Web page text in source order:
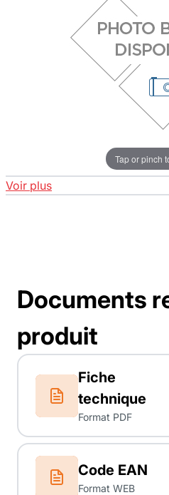
Tap or pinch
Voir plus
Documents
produit
Fiche
technique
Format PDF
Code EAN
Format WEB